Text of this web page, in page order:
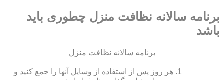
برنامه سالانه نظافت منزل چطوری باید
باشد
برنامه سالانه نظافت منزل
هر روز پس از استفاده از وسایل آنها را جمع کنید و